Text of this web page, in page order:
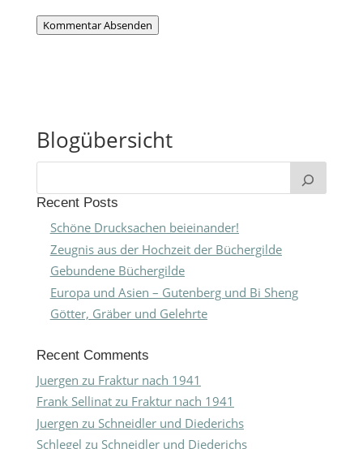
Kommentar Absenden
Blogübersicht
Recent Posts
Schöne Drucksachen beieinander!
Zeugnis aus der Hochzeit der Büchergilde
Gebundene Büchergilde
Europa und Asien – Gutenberg und Bi Sheng
Götter, Gräber und Gelehrte
Recent Comments
Juergen zu Fraktur nach 1941
Frank Sellinatzu Fraktur nach 1941
Juergen zu Schneidler und Diederichs
Schlegel zu Schneidler und Diederichs